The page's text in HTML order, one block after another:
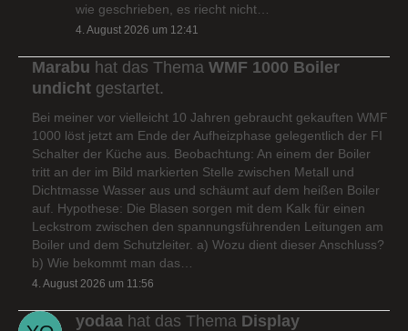
wie geschrieben, es riecht nicht…
4. August 2026 um 12:41
Marabu hat das Thema WMF 1000 Boiler
undicht gestartet.
Bei meiner vor vielleicht 10 Jahren gebraucht gekauften WMF
1000 löst jetzt am Ende der Aufheizphase gelegentlich der FI
Schalter der Küche aus. Beobachtung: An einem der Boiler
tritt an der im Bild markierten Stelle zwischen Metall und
Dichtmasse Wasser aus und schäumt auf dem heißen Boiler
auf. Hypothese: Die Blasen sorgen mit dem Kalk für einen
Leckstrom zwischen den spannungsführenden Leitungen am
Boiler und dem Schutzleiter. a) Wozu dient dieser Anschluss?
b) Wie bekommt man das…
4. August 2026 um 11:56
yodaa hat das Thema Display